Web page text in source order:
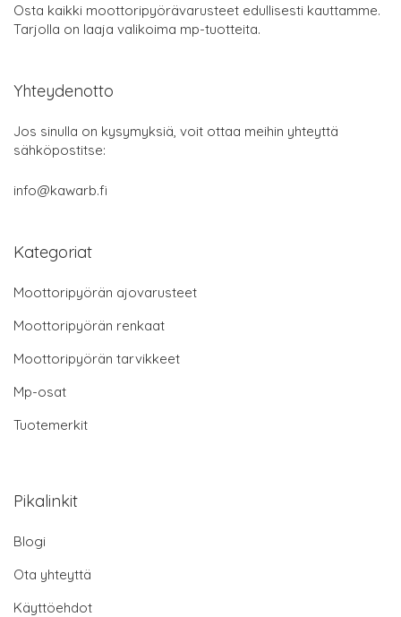
Osta kaikki moottoripyörävarusteet edullisesti kauttamme.
Tarjolla on laaja valikoima mp-tuotteita.
Yhteydenotto
Jos sinulla on kysymyksiä, voit ottaa meihin yhteyttä
sähköpostitse:
info@kawarb.fi
Kategoriat
Moottoripyörän ajovarusteet
Moottoripyörän renkaat
Moottoripyörän tarvikkeet
Mp-osat
Tuotemerkit
Pikalinkit
Blogi
Ota yhteyttä
Käyttöehdot